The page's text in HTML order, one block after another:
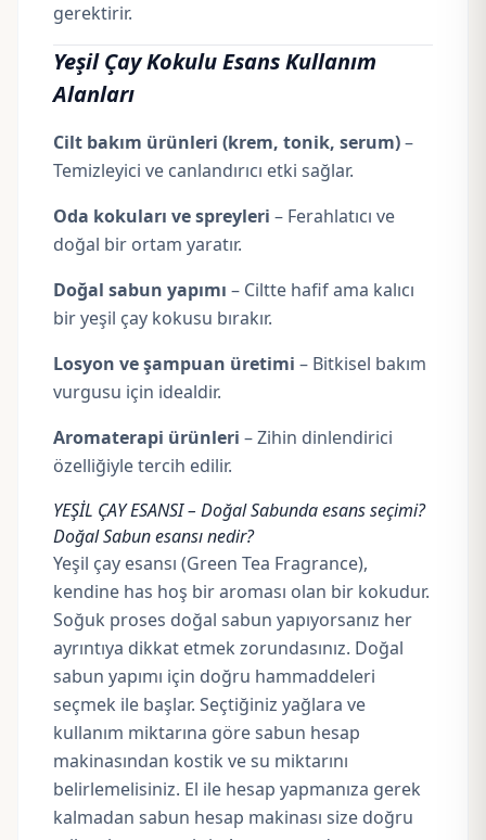
gerektirir.
Yeşil Çay Kokulu Esans Kullanım
Alanları
Cilt bakım ürünleri (krem, tonik, serum)–
Temizleyici ve canlandırıcı etki sağlar.
Oda kokuları ve spreyleri – Ferahlatıcı ve
doğal bir ortam yaratır.
Doğal sabun yapımı – Ciltte hafif ama kalıcı
bir yeşil çay kokusu bırakır.
Losyon veşampuan üretimi – Bitkisel bakım
vurgusu için idealdir.
Aromaterapi ürünleri – Zihin dinlendirici
özelliğiyle tercih edilir.
YEŞİL ÇAY ESANSI – Doğal Sabunda esans seçimi?
Doğal Sabun esansı nedir?
Yeşil çay esansı (Green Tea Fragrance),
kendine has hoş bir aroması olan bir kokudur.
Soğuk proses doğal sabun yapıyorsanız her
ayrıntıya dikkat etmek zorundasınız. Doğal
sabun yapımı için doğru hammaddeleri
seçmek ile başlar. Seçtiğiniz yağlara ve
kullanım miktarına göre sabun hesap
makinasından kostik ve su miktarını
belirlemelisiniz. El ile hesap yapmanıza gerek
kalmadan sabun hesap makinası size doğru